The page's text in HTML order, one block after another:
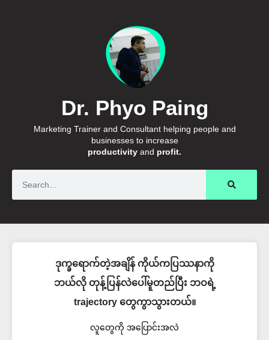
Dr. Phyo Paing
Marketing Trainer and Consultant helping people and
businesses to increase
productivity and profit.
ဒုက္ခရောက်တဲ့အချိန် ကိုယ်ကပြဿနာကို
ဘယ်လို တုန့်ပြန်လဲပေါ်မူတည်ပြီး ဘဝရဲ့
trajectory တွေကွာသွားတယ်။
လူတွေကို အပြောင်းအလဲ